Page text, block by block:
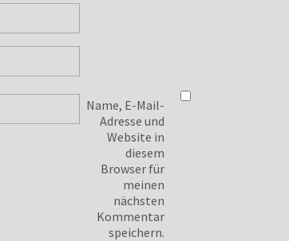
Name, E-Mail-
Adresse und
Website in
diesem
Browser für
meinen
nächsten
Kommentar
speichern.